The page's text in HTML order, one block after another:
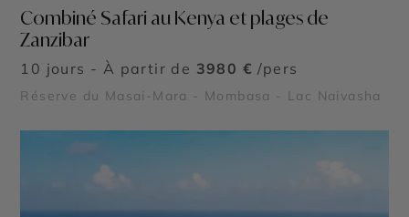
Combiné Safari au Kenya et plages de
Zanzibar
10 jours - À partir de 3980 € /pers
Réserve du Masai-Mara - Mombasa - Lac Naivasha